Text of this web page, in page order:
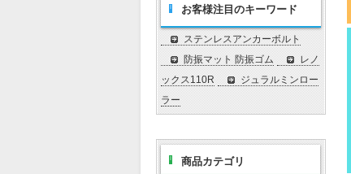
お客様注目のキーワード
ステンレスアンカーボルト
防振マット 防振ゴム
レノ
ックス110R
ジュラルミンロー
ラー
商品カテゴリ